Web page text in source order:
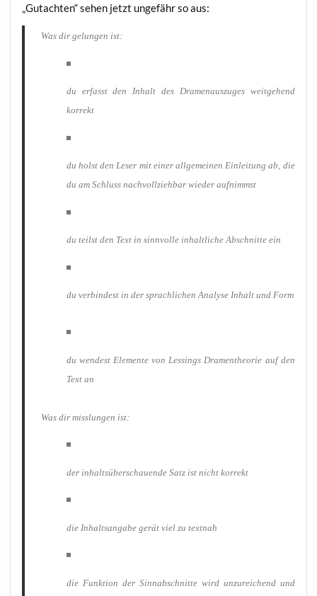
„Gut­ach­ten“ sehen jetzt unge­fähr so aus:
Was dir gelun­gen ist:
du erfasst den Inhalt des Dra­men­aus­zu­ges weit­ge­hend
korrekt
du holst den Leser mit einer all­ge­mei­nen Ein­lei­tung ab, die
du am Schluss nach­voll­zieh­bar wie­der aufnimmst
du teilst den Text in sinn­vol­le inhalt­li­che Abschnit­te ein
du ver­bin­dest in der sprach­li­chen Ana­ly­se Inhalt und Form
du wen­dest Ele­men­te von Les­sings Dra­men­theo­rie auf den
Text an
Was dir miss­lun­gen ist:
der inhalts­über­schau­en­de Satz ist nicht korrekt
die Inhalts­an­ga­be gerät viel zu textnah
die Funk­ti­on der Sinn­ab­schnit­te wird unzu­rei­chend und